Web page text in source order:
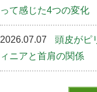
って感じた4つの変化
2026.07.07
頭皮がピ
ィニアと首肩の関係